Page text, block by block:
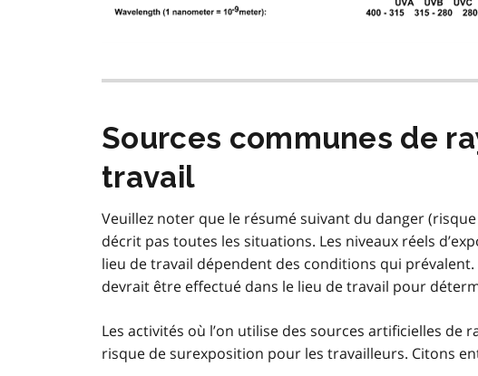
Sources communes de
travail
Veuillez noter que le résumé suivant du danger
décrit pas toutes les situations. Les niveaux réels
lieu de travail dépendent des conditions qui
devrait être effectué dans le lieu de travail pour
Les activités où l’on utilise des sources artificielles
risque de surexposition pour les travailleurs. Citons